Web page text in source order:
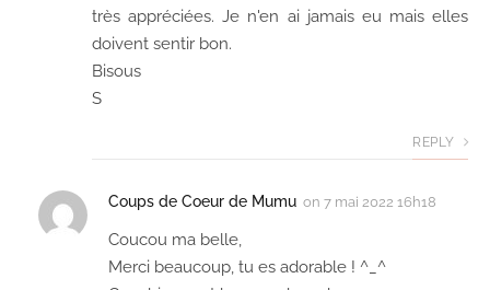
très appréciées. Je n'en ai jamais eu mais elles
doivent sentir bon.
Bisous
S
REPLY
Coups de Coeur de Mumu on 7 mai 2022 16h18
Coucou ma belle,
Merci beaucoup, tu es adorable ! ^_^